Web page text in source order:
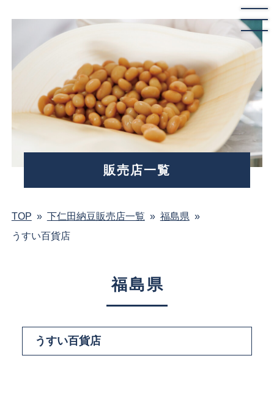
販売店一覧
TOP » 下仁田納豆販売店一覧 » 福島県 »
うすい百貨店
福島県
うすい百貨店